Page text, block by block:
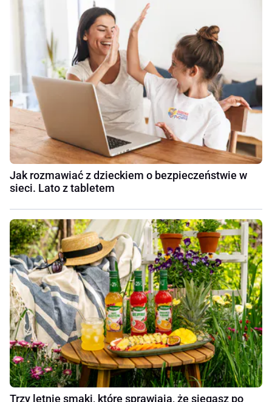
Jak rozmawiać z dzieckiem o bezpieczeństwie w
sieci. Lato z tabletem
Trzy letnie smaki, które sprawiają, że sięgasz po